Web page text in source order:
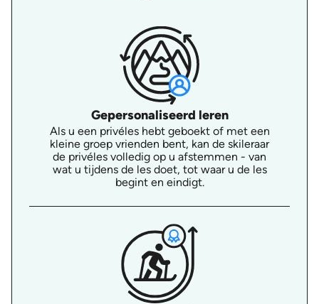
Gepersonaliseerd leren
Als u een privéles hebt geboekt of met een
kleine groep vrienden bent, kan de skileraar
de privéles volledig op u afstemmen - van
wat u tijdens de les doet, tot waar u de les
begint en eindigt.